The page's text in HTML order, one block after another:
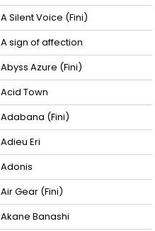
A Silent Voice (Fini)
A sign of affection
Abyss Azure (Fini)
Acid Town
Adabana (Fini)
Adieu Eri
Adonis
Air Gear (Fini)
Akane Banashi